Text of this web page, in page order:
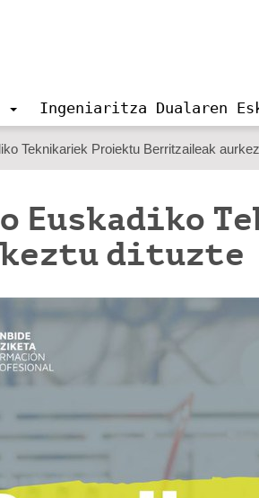
Ingeniaritza Dualaren
Teknikariek Proiektu Berritzaileak
Euskadiko
dituzte